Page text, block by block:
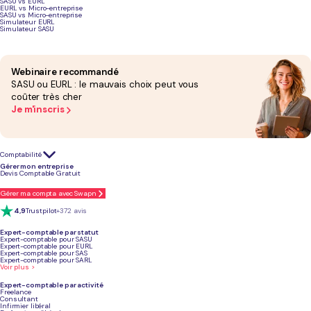
EURL vs Micro-entreprise
SASU vs Micro-entreprise
Simulateur EURL
Simulateur SASU
Webinaire recommandé
SASU ou EURL : le mauvais choix peut vous
coûter très cher
Je m'inscris
Comptabilité
Gérer mon entreprise
Devis Comptable Gratuit
Gérer ma compta avec Swapn
4,9Trustpilot+372 avis
Expert-comptable par statut
Expert-comptable pour SASU
Expert-comptable pour EURL
Expert-comptable pour SAS
Expert-comptable pour SARL
Voir plus >
Expert-comptable par activité
Freelance
Consultant
Infirmier libéral
Devenir consultant SEO freelance :
Le résumé